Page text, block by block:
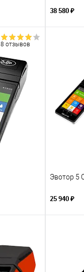
38 580 ₽
8 отзывов
Эвотор 5
25 940 ₽